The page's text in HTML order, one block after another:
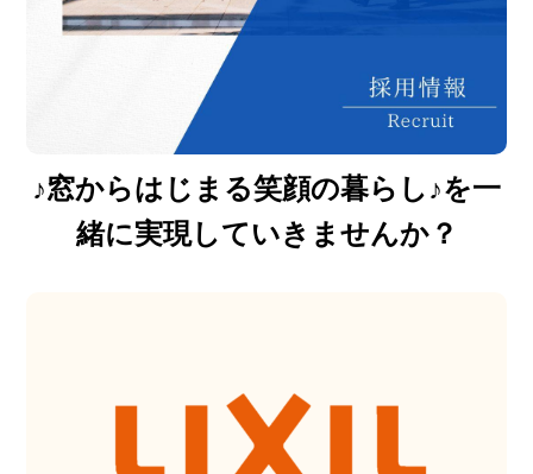
♪窓からはじまる笑顔の暮らし♪を一
緒に実現していきませんか？